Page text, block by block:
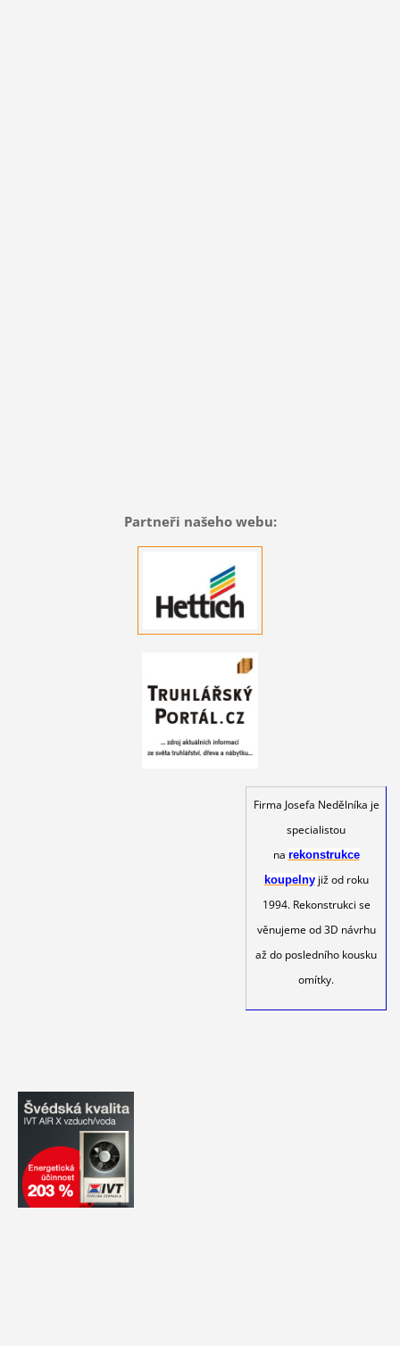
Partneři našeho webu:
Firma Josefa Nedělníka je
specialistou
na rekonstrukce
koupelny již od roku
1994. Rekonstrukci se
věnujeme od 3D návrhu
až do posledního kousku
omítky.